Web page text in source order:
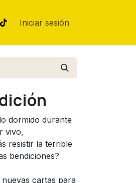
Iniciar sesión
dormido durante
vivo,
resistir la terrible
bendiciones?
cartas para